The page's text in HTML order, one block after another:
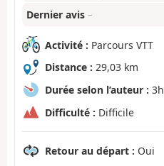
Dernier avis –
Activité : Parcours VTT
Distance : 29,03 km
Durée selon l’auteur : 3h
Difficulté : Difficile
Retour au départ : Oui